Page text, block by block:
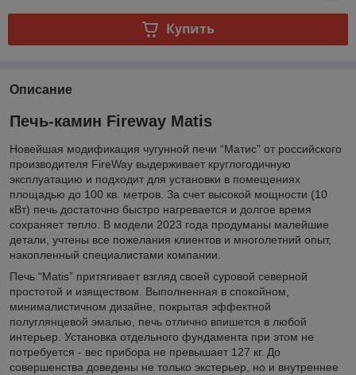
Купить
Описание
Печь-камин Fireway Matis
Новейшая модификация чугунной печи “Матис” от российского
производителя FireWay выдерживает круглогодичную
эксплуатацию и подходит для установки в помещениях
площадью до 100 кв. метров. За счет высокой мощности (10
кВт) печь достаточно быстро нагревается и долгое время
сохраняет тепло. В модели 2023 года продуманы малейшие
детали, учтены все пожелания клиентов и многолетний опыт,
накопленный специалистами компании.
Печь “Matis” притягивает взгляд своей суровой северной
простотой и изяществом. Выполненная в спокойном,
минималистичном дизайне, покрытая эффектной
полуглянцевой эмалью, печь отлично впишется в любой
интерьер. Установка отдельного фундамента при этом не
потребуется - вес прибора не превышает 127 кг. До
совершенства доведены не только экстерьер, но и внутреннее